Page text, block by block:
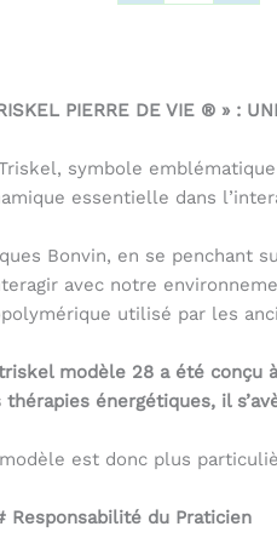
PIERRE DE VIE ® » :
symbole
essentielle dans
Bonvin, en se penchant
avec notre
utilisé par les
modèle 28 a été conçu
thérapies énergétiques, il
est donc plus
Responsabilité du Praticien